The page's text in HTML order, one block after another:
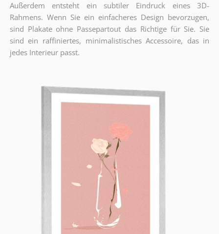
Außerdem entsteht ein subtiler Eindruck eines 3D-
Rahmens. Wenn Sie ein einfacheres Design bevorzugen,
sind Plakate ohne Passepartout das Richtige für Sie. Sie
sind ein raffiniertes, minimalistisches Accessoire, das in
jedes Interieur passt.